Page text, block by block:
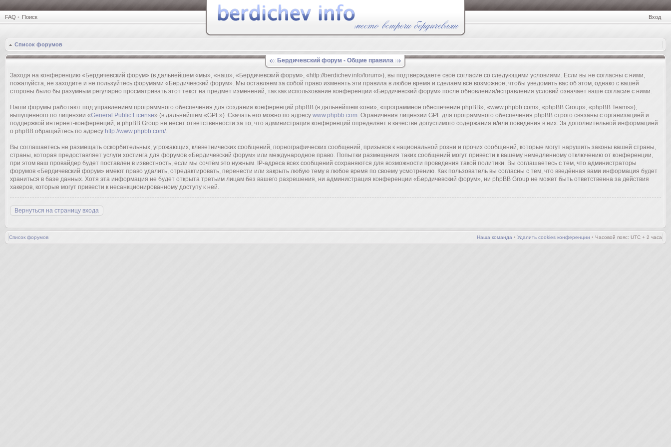
FAQ • Поиск Вход
Список форумов
Бердичевский форум - Общие правила
Заходя на конференцию «Бердичевский форум» (в дальнейшем «мы», «наш», «Бердичевский форум», «http://berdichev.info/forum»), вы подтверждаете своё согласие со следующими условиями. Если вы не согласны с ними,
пожалуйста, не заходите и не пользуйтесь форумами «Бердичевский форум». Мы оставляем за собой право изменять эти правила в любое время и сделаем всё возможное, чтобы уведомить вас об этом, однако с вашей
стороны было бы разумным регулярно просматривать этот текст на предмет изменений, так как использование конференции «Бердичевский форум» после обновления/исправления условий означает ваше согласие с ними.
Наши форумы работают под управлением программного обеспечения для создания конференций phpBB (в дальнейшем «они», «программное обеспечение phpBB», «www.phpbb.com», «phpBB Group», «phpBB Teams»),
выпущенного по лицензии «General Public License» (в дальнейшем «GPL»). Скачать его можно по адресу www.phpbb.com. Ограничения лицензии GPL для программного обеспечения phpBB строго связаны с организацией и
поддержкой интернет-конференций, и phpBB Group не несёт ответственности за то, что администрация конференций определяет в качестве допустимого содержания и/или поведения в них. За дополнительной информацией
о phpBB обращайтесь по адресу http://www.phpbb.com/.
Вы соглашаетесь не размещать оскорбительных, угрожающих, клеветнических сообщений, порнографических сообщений, призывов к национальной розни и прочих сообщений, которые могут нарушить законы вашей страны,
страны, которая предоставляет услуги хостинга для форумов «Бердичевский форум» или международное право. Попытки размещения таких сообщений могут привести к вашему немедленному отключению от конференции,
при этом ваш провайдер будет поставлен в известность, если мы сочтём это нужным. IP-адреса всех сообщений сохраняются для возможности проведения такой политики. Вы соглашаетесь с тем, что администраторы
форумов «Бердичевский форум» имеют право удалить, отредактировать, перенести или закрыть любую тему в любое время по своему усмотрению. Как пользователь вы согласны с тем, что введённая вами информация будет
храниться в базе данных. Хотя эта информация не будет открыта третьим лицам без вашего разрешения, ни администрация конференции «Бердичевский форум», ни phpBB Group не может быть ответственна за действия
хакеров, которые могут привести к несанкционированному доступу к ней.
Вернуться на страницу входа
Список форумов Наша команда • Удалить cookies конференции • Часовой пояс: UTC + 2 часа